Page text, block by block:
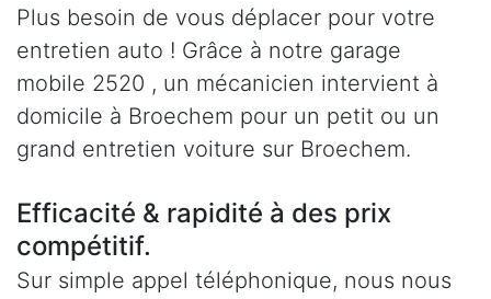
Plus besoin de vous déplacer pour votre
entretien auto ! Grâce à notre garage
mobile 2520 , un mécanicien intervient à
domicile à Broechem pour un petit ou un
grand entretien voiture sur Broechem.
Efficacité & rapidité à des prix
compétitif.
Sur simple appel téléphonique, nous nous